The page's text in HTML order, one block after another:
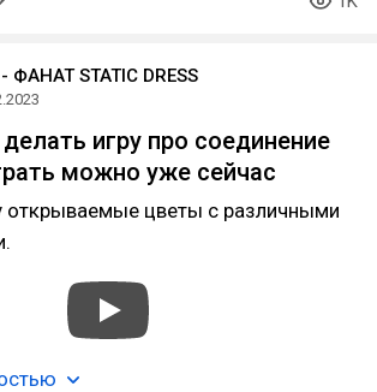
ФАНАТ STATIC DRESS
игру про соединение
можно уже сейчас
открываемые цветы с различными